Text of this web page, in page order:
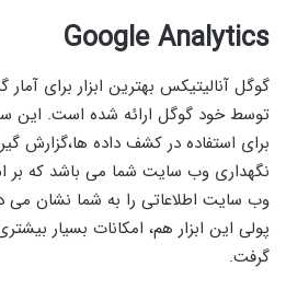
Google Analytics
گوگل آنالیتیکس بهترین ابزار برای
توسط خود گوگل ارائه شده است. این
برای استفاده در کشف داده ها،گزارش
نگهداری وب سایت شما می باشد که بر
وب سایت اطلاعاتی را به شما نشان
پولی این ابزار هم، امکانات بسیار
گرفت.